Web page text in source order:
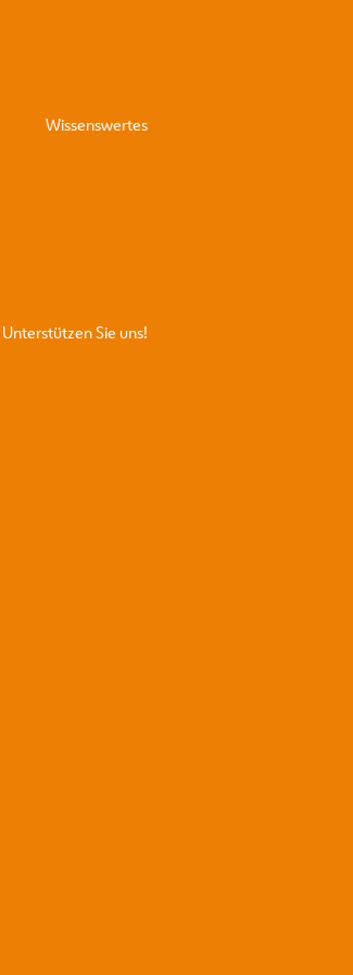
Wissenswertes
Unterstützen Sie uns!